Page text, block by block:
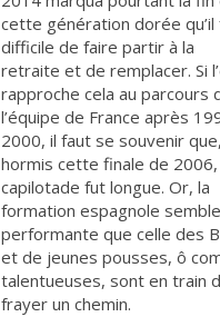
cette génération dorée qu’il
difficile de faire partir à la
retraite et de remplacer. Si
rapproche cela au parcours
l’équipe de France après
2000, il faut se souvenir que,
hormis cette finale de 2006,
capilotade fut longue. Or, la
formation espagnole
performante que celle des
et de jeunes pousses, ô
talentueuses, sont en train
frayer un chemin.